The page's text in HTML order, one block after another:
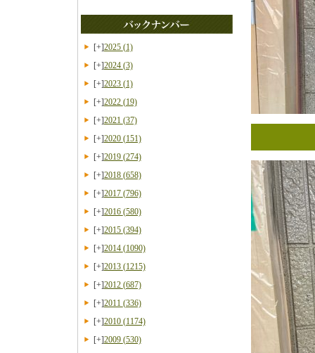
[+]2025 (1)
[+]2024 (3)
[+]2023 (1)
[+]2022 (19)
[+]2021 (37)
[+]2020 (151)
[+]2019 (274)
[+]2018 (658)
[+]2017 (796)
[+]2016 (580)
[+]2015 (394)
[+]2014 (1090)
[+]2013 (1215)
[+]2012 (687)
[+]2011 (336)
[+]2010 (1174)
[+]2009 (530)